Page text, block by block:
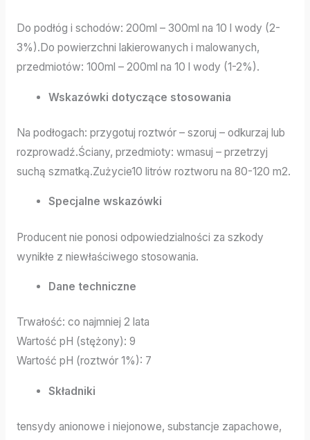
Do podłóg i schodów: 200ml – 300ml na 10 l wody (2-
3%).Do powierzchni lakierowanych i malowanych,
przedmiotów: 100ml – 200ml na 10 l wody (1-2%).
Wskazówki dotyczące stosowania
Na podłogach: przygotuj roztwór – szoruj – odkurzaj lub
rozprowadź.Ściany, przedmioty: wmasuj – przetrzyj
suchą szmatką.Zużycie10 litrów roztworu na 80-120 m2.
Specjalne wskazówki
Producent nie ponosi odpowiedzialności za szkody
wynikłe z niewłaściwego stosowania.
Dane techniczne
Trwałość: co najmniej 2 lata
Wartość pH (stężony): 9
Wartość pH (roztwór 1%): 7
Składniki
tensydy anionowe i niejonowe, substancje zapachowe,